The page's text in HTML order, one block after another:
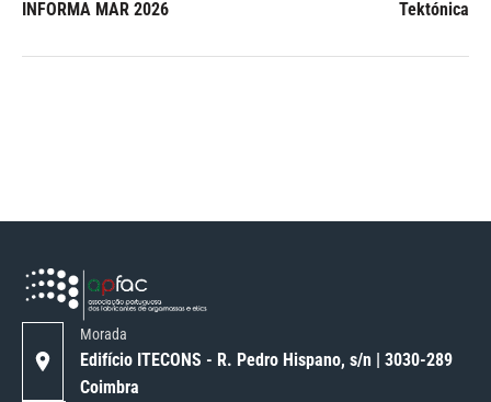
INFORMA MAR 2026
Tektónica
Morada
Edifício ITECONS - R. Pedro Hispano, s/n | 3030-289
Coimbra